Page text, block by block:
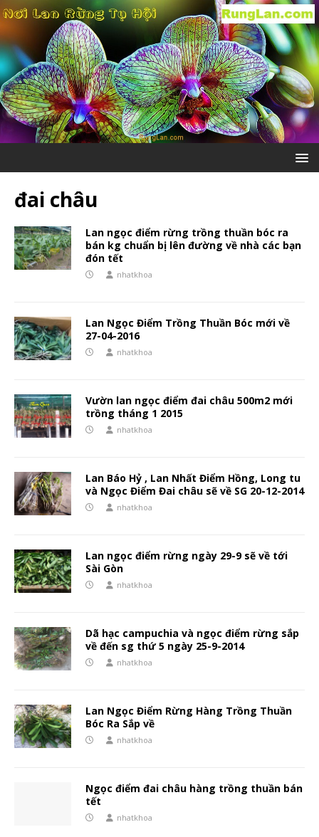
đai châu
Lan ngọc điểm rừng trồng thuần bóc ra
bán kg chuẩn bị lên đường về nhà các bạn
đón tết
nhatkhoa
Lan Ngọc Điểm Trồng Thuần Bóc mới về
27-04-2016
nhatkhoa
Vườn lan ngọc điểm đai châu 500m2 mới
trồng tháng 1 2015
nhatkhoa
Lan Báo Hỷ , Lan Nhất Điểm Hồng, Long tu
và Ngọc Điểm Đai châu sẽ về SG 20-12-2014
nhatkhoa
Lan ngọc điểm rừng ngày 29-9 sẽ về tới
Sài Gòn
nhatkhoa
Dã hạc campuchia và ngọc điểm rừng sắp
về đến sg thứ 5 ngày 25-9-2014
nhatkhoa
Lan Ngọc Điểm Rừng Hàng Trồng Thuần
Bóc Ra Sắp về
nhatkhoa
Ngọc điểm đai châu hàng trồng thuần bán
tết
nhatkhoa